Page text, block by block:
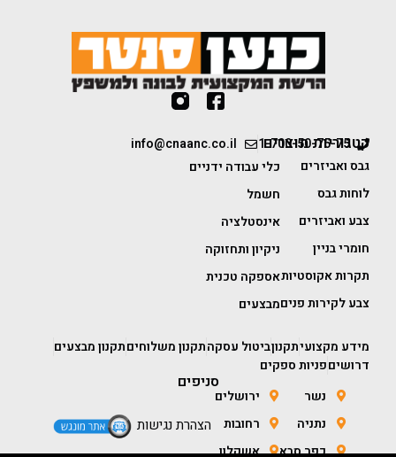
1-700-50-75-75
info@cnaanc.co.il קטגוריות מוצרים
גבס ואביזרים
לוחות גבס
צבע ואביזרים
חומרי בניין
תקרות אקוסטיות
צבע לקירות פנים
כלי עבודה ידניים
חשמל
אינסטלציה
ניקיון ותחזוקה
אספקה טכנית
מבצעים
מידע מקצועיתקנוןביטול עסקהתקנון משלוחיםתקנון מבצעים
דרושיםפניות ספקים
סניפים
נשר
נתניה
כפר סבא
ירושלים
רחובות
אשקלון
הצהרת נגישות